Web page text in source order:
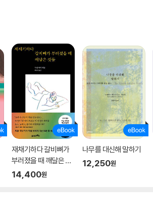
재채기하다 갈비뼈가
부러졌을 때 깨달은 것
들
14,400원
나무를 대신해 말하기
12,250원